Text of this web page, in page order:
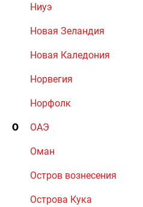
Ниуэ
Новая Зеландия
Новая Каледония
Норвегия
Норфолк
О ОАЭ
Оман
Остров вознесения
Острова Кука